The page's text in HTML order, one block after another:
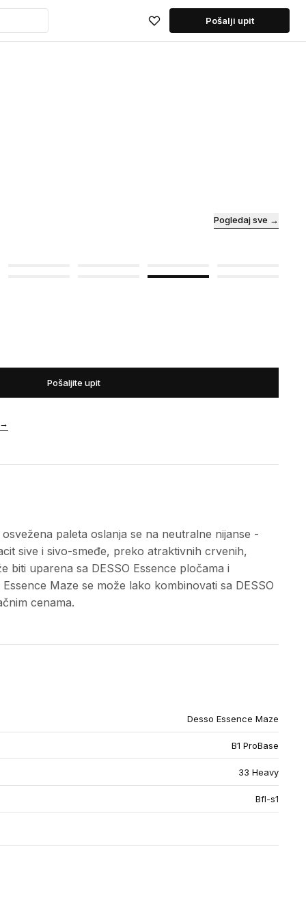
Pošalji upit
Pogledaj sve →
Pošaljite upit
paleta oslanja se na neutralne nijanse -
sive i sivo-smeđe, preko atraktivnih crvenih,
uparena sa DESSO Essence pločama i
Maze se može lako kombinovati sa DESSO
cenama.
Desso Essence Maze
B1 ProBase
33 Heavy
Bfl-s1